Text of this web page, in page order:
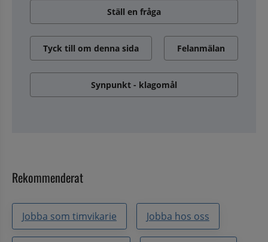
Ställ en fråga
Tyck till om denna sida Felanmälan
Synpunkt - klagomål
Rekommenderat
Jobba som timvikarie Jobba hos oss